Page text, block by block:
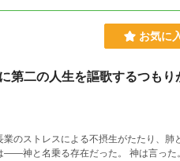
お気に
第二の人生を謳歌するつもり
のストレスによる不摂生がたたり、肺
――神と名乗る存在だった。 神は言った